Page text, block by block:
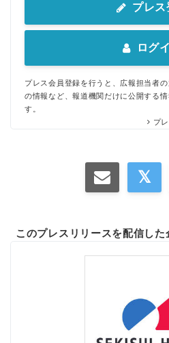
プレス
ログ
プレス会員登録を行うと、広報担当者
の情報など、報道機関だけに公開する
す。
プ
このプレスリリースを配信した